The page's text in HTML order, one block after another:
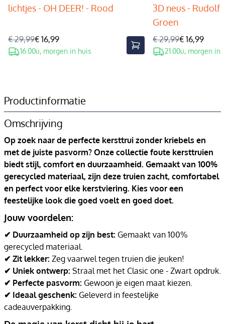
lichtjes - OH DEER! - Rood
€ 29,99€ 16,99
16.00u, morgen in huis
3D neus - Rudolf
Groen
€ 29,99€ 16,99
21.00u, morgen in
Productinformatie
Omschrijving
Op zoek naar de perfecte kersttrui zonder kriebels en
met de juiste pasvorm? Onze collectie foute kersttruien
biedt stijl, comfort en duurzaamheid. Gemaakt van 100%
gerecycled materiaal, zijn deze truien zacht, comfortabel
en perfect voor elke kerstviering. Kies voor een
feestelijke look die goed voelt en goed doet.
Jouw voordelen:
✔ Duurzaamheid op zijn best: Gemaakt van 100%
gerecycled materiaal.
✔ Zit lekker: Zeg vaarwel tegen truien die jeuken!
✔ Uniek ontwerp: Straal met het Clasic one - Zwart opdruk.
✔ Perfecte pasvorm: Gewoon je eigen maat kiezen.
✔ Ideaal geschenk: Geleverd in feestelijke
cadeauverpakking.